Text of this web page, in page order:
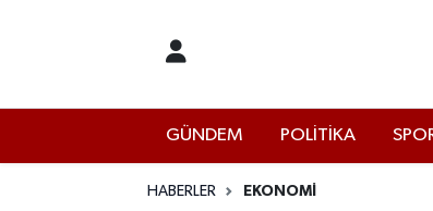
GÜNDEM POLİTİKA
HABERLER EKONOMİ
İstanbul Hava Durumu
İstanbul Namaz Vakitleri